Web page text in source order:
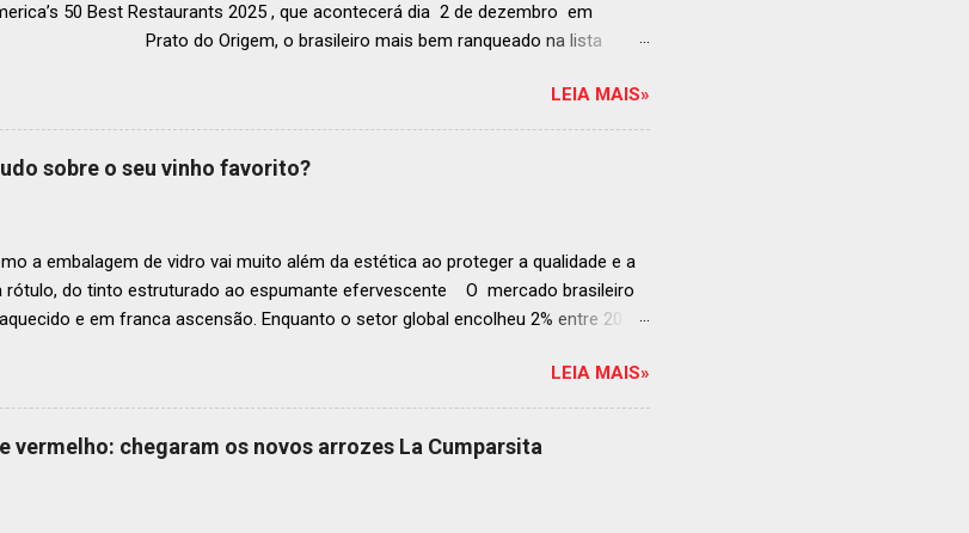
50 Best Restaurants 2025 , que acontecerá dia 2 de dezembro em
Prato do Origem, o brasileiro mais bem ranqueado na lista
No.51 a No.100,em celebração ao panorama vibrante e diversificado da
A lista expandida demonstra o empenho da organização em reconhecer
de talentos gastronômicos e prepara o palco para a grande revelação da
LEIA MAIS»
sobre o seu vinho favorito?
a embalagem de vidro vai muito além da estética ao proteger a qualidade e a
rótulo, do tinto estruturado ao espumante efervescente O mercado brasileiro
e em franca ascensão. Enquanto o setor global encolheu 2% entre 2019
a consultoria Euromonitor. É neste cenário de taças cheias e expansão
líder mundial na fabricação de embalagens de vidro, se posiciona como
e consumidores e desvenda o segredo por trás da embalagem perfeita
Se você pensava que garrafa de vinho era tudo igual, prepare-se para
LEIA MAIS»
vermelho: chegaram os novos arrozes La Cumparsita